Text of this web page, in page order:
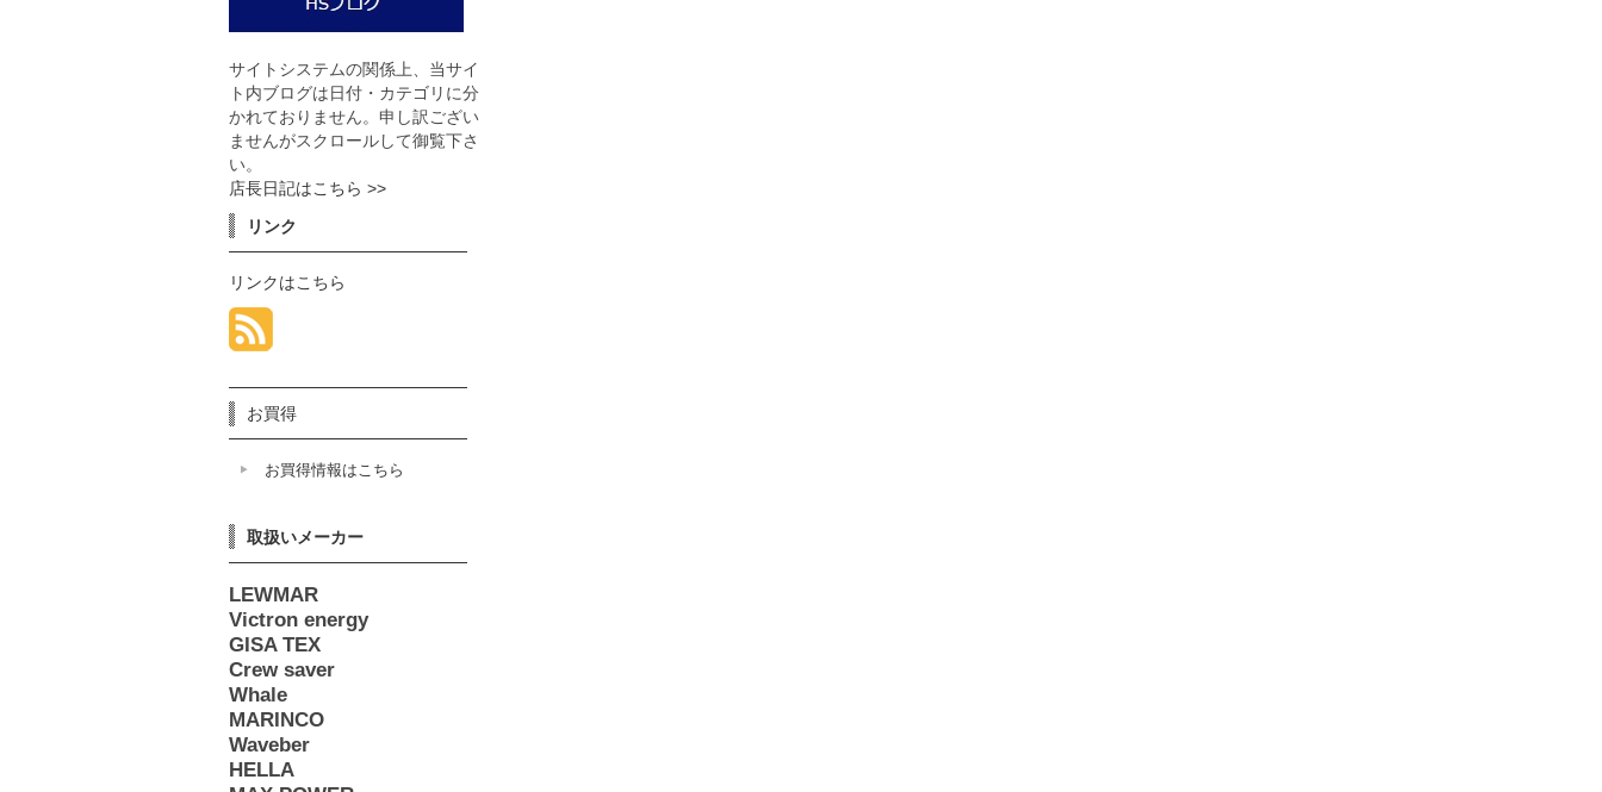
サイトシステムの関係上、当サイ
ト内ブログは日付・カテゴリに分
かれておりません。申し訳ござい
ませんがスクロールして御覧下さ
い。
店長日記はこちら >>
リンク
リンクはこちら
お買得
お買得情報はこちら
取扱いメーカー
LEWMAR
Victron energy
GISA TEX
Crew saver
Whale
MARINCO
Waveber
HELLA